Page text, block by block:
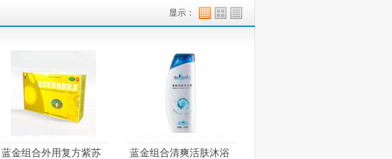
显示：
蓝金组合外用复方紫苏
蓝金组合清爽活肤沐浴